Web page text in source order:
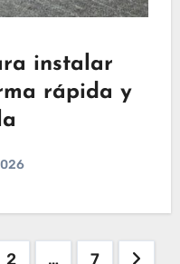
instalar
rápida y
2 … 7